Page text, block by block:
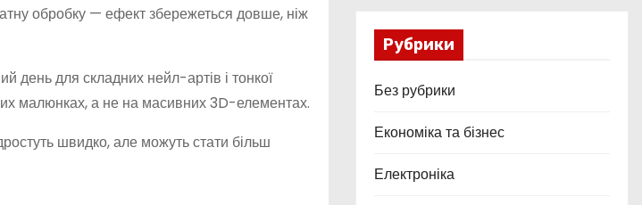
обробку — ефект збережеться довше, ніж
день для складних нейл-артів і тонкої
малюнках, а не на масивних 3D-елементах.
швидко, але можуть стати більш
Рубрики
Без рубрики
Економіка та бізнес
Електроніка